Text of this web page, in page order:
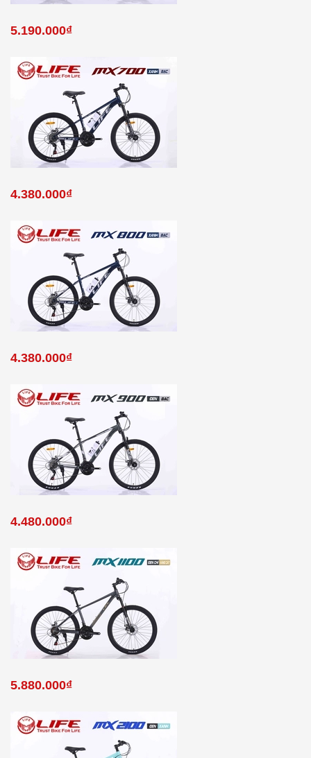
5.190.000₫
4.380.000₫
4.380.000₫
4.480.000₫
5.880.000₫